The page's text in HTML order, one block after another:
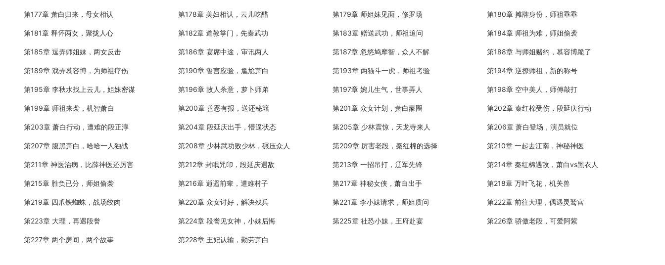
第177章 萧白归来，母女相认 第178章 美妇相认，云儿吃醋 第179章 师姐妹见面，修罗场 第180章 摊牌身份，师祖乖乖
第181章 释怀两女，聚拢人心 第182章 道教掌门，先秦武功 第183章 赠送武功，师祖追问 第184章 师祖为难，师姐偷袭
第185章 逗弄师姐妹，两女反击 第186章 宴席中途，审讯两人 第187章 忽悠鸠摩智，众人不解 第188章 与师姐赌约，慕容博跪了
第189章 戏弄慕容博，为师祖疗伤 第190章 誓言应验，尴尬萧白 第193章 两猫斗一虎，师祖考验 第194章 逆撩师祖，新的称号
第195章 李秋水找上云儿，姐妹密谋 第196章 故人杀意，萝卜师弟 第197章 婉儿生气，世事弄人 第198章 空中美人，师傅敲打
第199章 师祖来袭，机智萧白 第200章 善恶有报，送还秘籍 第201章 众女计划，萧白蒙圈 第202章 秦红棉受伤，段延庆行动
第203章 萧白行动，遭难的段正淳 第204章 段延庆出手，懵逼状态 第205章 少林震惊，天龙寺来人 第206章 萧白登场，演员就位
第207章 腹黑萧白，哈哈一人独战 第208章 少林武功败少林，碾压众人 第209章 厉害老段，秦红棉的选择 第210章 一起去江南，神秘神医
第211章 神医治病，比薛神医还厉害 第212章 封眠咒印，段延庆遇敌 第213章 一招吊打，辽军先锋 第214章 秦红棉遇敌，萧白vs黑衣人
第215章 胜负已分，师姐偷袭 第216章 逍遥前辈，遭难村子 第217章 神秘女侠，萧白出手 第218章 万叶飞花，机关兽
第219章 四爪铁蜘蛛，战场绞肉 第220章 众女讨好，解决残兵 第221章 李小妹请求，师姐质问 第222章 前往大理，偶遇灵鹫宫
第223章 大理，再遇段誉 第224章 段誉见女神，小妹后悔 第225章 社恐小妹，王府赴宴 第226章 骄傲老段，可爱阿紫
第227章 两个房间，两个故事 第228章 王妃认输，勤劳萧白